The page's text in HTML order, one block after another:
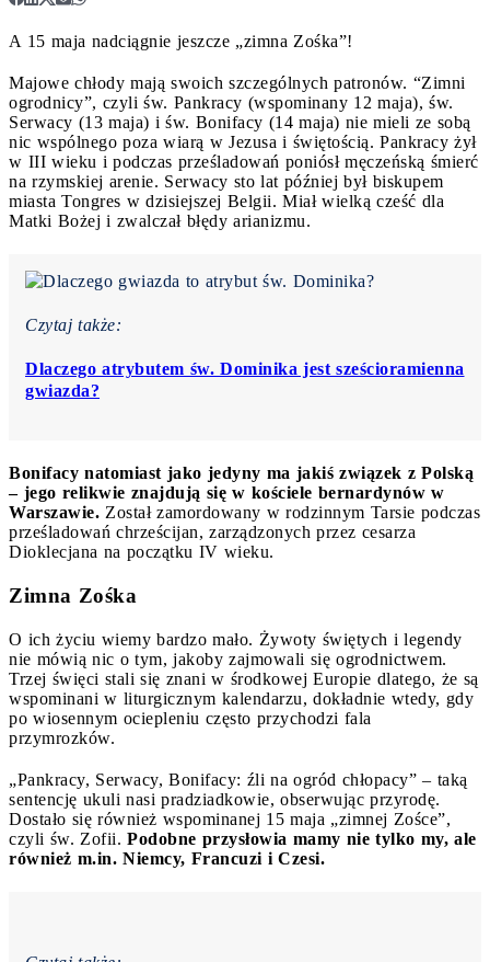
A 15 maja nadciągnie jeszcze „zimna Zośka”!
Majowe chłody mają swoich szczególnych patronów. “Zimni
ogrodnicy”, czyli św. Pankracy (wspominany 12 maja), św.
Serwacy (13 maja) i św. Bonifacy (14 maja) nie mieli ze sobą
nic wspólnego poza wiarą w Jezusa i świętością. Pankracy żył
w III wieku i podczas prześladowań poniósł męczeńską śmierć
na rzymskiej arenie. Serwacy sto lat później był biskupem
miasta Tongres w dzisiejszej Belgii. Miał wielką cześć dla
Matki Bożej i zwalczał błędy arianizmu.
Czytaj także:
Dlaczego atrybutem św. Dominika jest sześcioramienna
gwiazda?
Bonifacy natomiast jako jedyny ma jakiś związek z Polską
– jego relikwie znajdują się w kościele bernardynów w
Warszawie. Został zamordowany w rodzinnym Tarsie podczas
prześladowań chrześcijan, zarządzonych przez cesarza
Dioklecjana na początku IV wieku.
Zimna Zośka
O ich życiu wiemy bardzo mało. Żywoty świętych i legendy
nie mówią nic o tym, jakoby zajmowali się ogrodnictwem.
Trzej święci stali się znani w środkowej Europie dlatego, że są
wspominani w liturgicznym kalendarzu, dokładnie wtedy, gdy
po wiosennym ociepleniu często przychodzi fala
przymrozków.
„Pankracy, Serwacy, Bonifacy: źli na ogród chłopacy” – taką
sentencję ukuli nasi pradziadkowie, obserwując przyrodę.
Dostało się również wspominanej 15 maja „zimnej Zośce”,
czyli św. Zofii. Podobne przysłowia mamy nie tylko my, ale
również m.in. Niemcy, Francuzi i Czesi.